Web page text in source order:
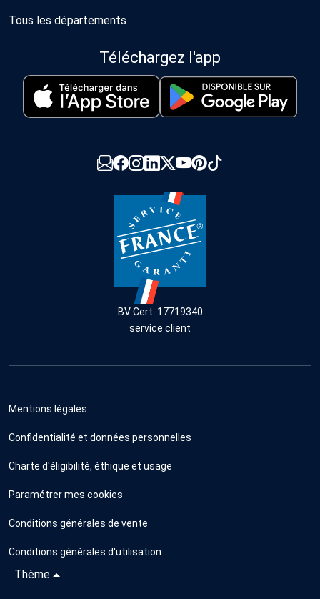
Tous les départements
Téléchargez l'app
BV Cert. 17719340
service client
Mentions légales
Confidentialité et données personnelles
Charte d'éligibilité, éthique et usage
Paramétrer mes cookies
Conditions générales de vente
Conditions générales d'utilisation
Thème